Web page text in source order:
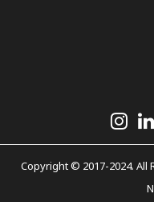
Copyright © 2017-2024. All